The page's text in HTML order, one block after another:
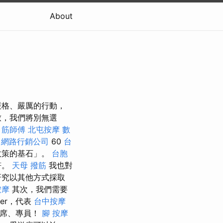
About
、嚴厲的行動，
我們將別無選
筋師傅 北屯按摩 數
網路行銷公司 60 台
的基石」。 台胞
天母 撥筋 我也對
以其他方式採取
其次，我們需要
，代表 台中按摩
、專員！ 腳 按摩